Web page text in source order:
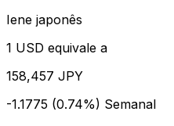
Iene japonês
1 USD equivale a
158,457 JPY
-1.1775 (0.74%) Semanal